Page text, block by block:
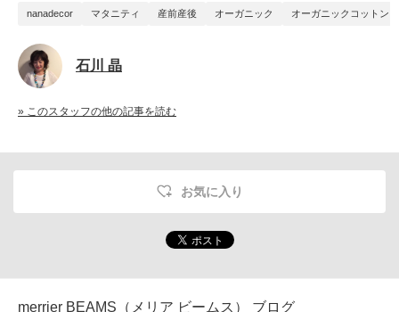
nanadecor マタニティ 産前産後 オーガニック オーガニックコットン
石川 晶
» このスタッフの他の記事を読む
お気に入り
merrier BEAMS（メリア ビームス） ブログ